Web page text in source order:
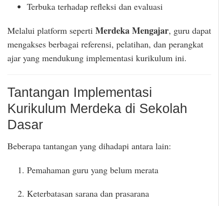
Terbuka terhadap refleksi dan evaluasi
Melalui platform seperti Merdeka Mengajar, guru dapat
mengakses berbagai referensi, pelatihan, dan perangkat
ajar yang mendukung implementasi kurikulum ini.
Tantangan Implementasi
Kurikulum Merdeka di Sekolah
Dasar
Beberapa tantangan yang dihadapi antara lain:
Pemahaman guru yang belum merata
Keterbatasan sarana dan prasarana